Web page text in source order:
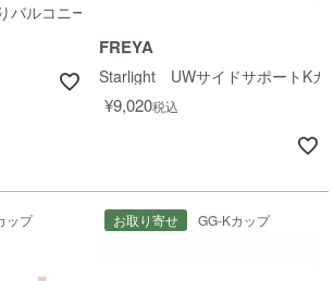
ルコニーブラ
FREYA
Starlight UWサイドサポートKカ
¥9,020税込
ップ お取り寄せ GG-Kカップ